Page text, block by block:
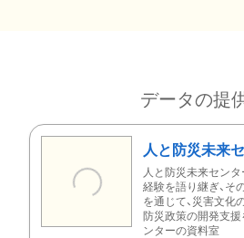
データの提
人と防災未来
人と防災未来センタ
経験を語り継ぎ、そ
を通じて、災害文化
防災政策の開発支
ンターの資料室